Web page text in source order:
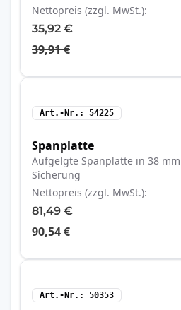
Nettopreis (zzgl. MwSt.)
35,92 €
39,91 €
Art.-Nr. 54225
Spanplatte
Aufgelgte Spanplatte in 38
Sicherung
Nettopreis (zzgl. MwSt.)
81,49 €
90,54 €
Art.-Nr. 50353